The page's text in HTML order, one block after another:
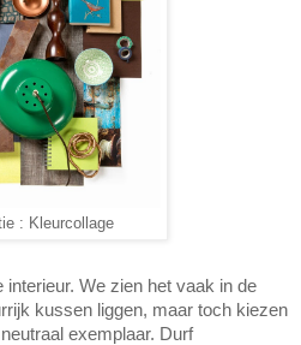
: Kleurcollage
We zien het vaak in de
kussen liggen, maar toch kiezen
exemplaar. Durf